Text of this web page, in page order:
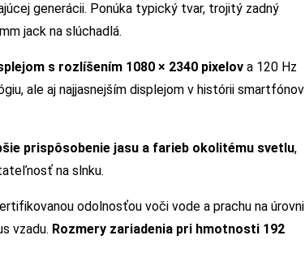
generácii. Ponúka typický tvar, trojitý zadný
jack na slúchadlá.
s rozlíšením 1080 × 2340 pixelov a 120 Hz
ale aj najjasnejším displejom v histórii smartfónov
prispôsobenie jasu a farieb okolitému svetlu,
na slnku.
odolnosťou voči vode a prachu na úrovni
vzadu. Rozmery zariadenia pri hmotnosti 192